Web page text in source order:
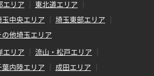
エリア
東北道エリア
玉中央エリア
埼玉東部エリア
の他埼玉エリア
エリア
流山・松戸エリア
葉内陸エリア
成田エリア